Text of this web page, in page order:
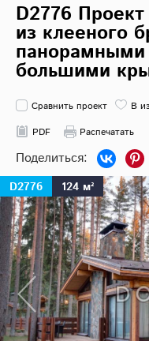
D2776
из клееного
большими
Сравнить проект
В
PDF
Распечатать
D2776 124 м²